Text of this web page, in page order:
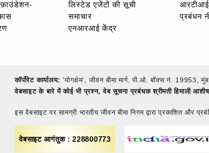
फ़ाउंडेशन-
लिस्टेड एजेंटों की सूची
समाचार
एनआरआई केंद्र
प्रबंधन
कॉर्पोरेट कार्यालय: 'योगक्षेम', जीवन बीमा मार्ग, पी.ओ. बॉक्स नं.
वेबसाइट के बारे में कोई भी प्रश्न, वेब सूचना प्रबंधक श्रीमती हिमाली
इस वेबसाइट पर सामग्री भारतीय जीवन बीमा निगम द्वारा प्रकाशित और
वेबसाइट आगंतुक : 228800773